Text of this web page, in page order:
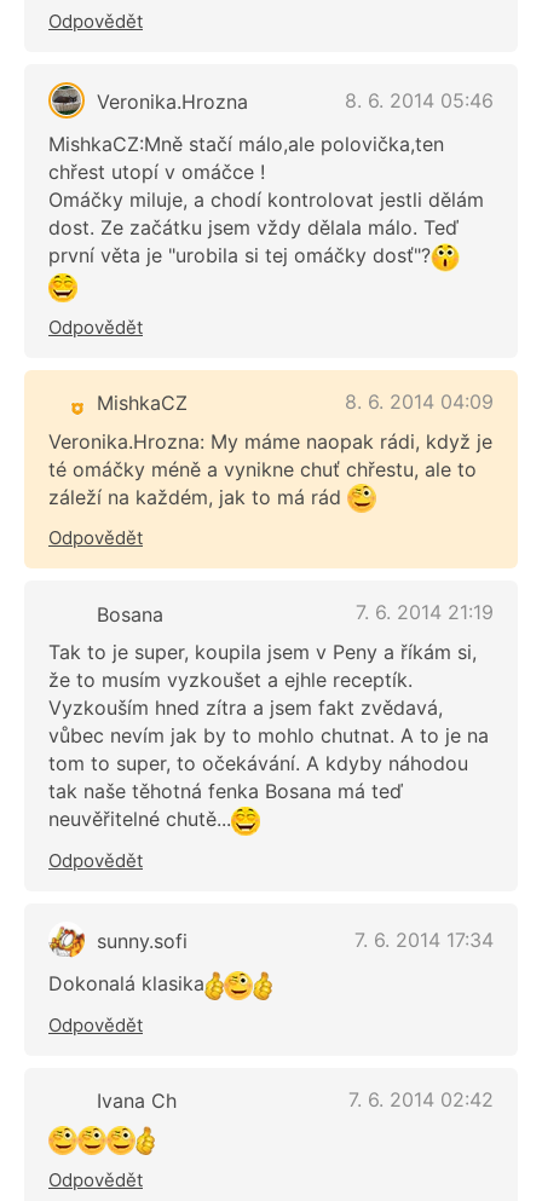
Odpovědět
Veronika.Hrozna
8. 6. 2014 05:46
MishkaCZ:Mně stačí málo,ale polovička,ten
chřest utopí v omáčce !
Omáčky miluje, a chodí kontrolovat jestli dělám
dost. Ze začátku jsem vždy dělala málo. Teď
první věta je "urobila si tej omáčky dosť"?
Odpovědět
MishkaCZ
8. 6. 2014 04:09
Veronika.Hrozna: My máme naopak rádi, když je
té omáčky méně a vynikne chuť chřestu, ale to
záleží na každém, jak to má rád
Odpovědět
Bosana
7. 6. 2014 21:19
Tak to je super, koupila jsem v Peny a říkám si,
že to musím vyzkoušet a ejhle receptík.
Vyzkouším hned zítra a jsem fakt zvědavá,
vůbec nevím jak by to mohlo chutnat. A to je na
tom to super, to očekávání. A kdyby náhodou
tak naše těhotná fenka Bosana má teď
neuvěřitelné chutě...
Odpovědět
sunny.sofi
7. 6. 2014 17:34
Dokonalá klasika
Odpovědět
Ivana Ch 7. 6. 2014 02:42
Odpovědět